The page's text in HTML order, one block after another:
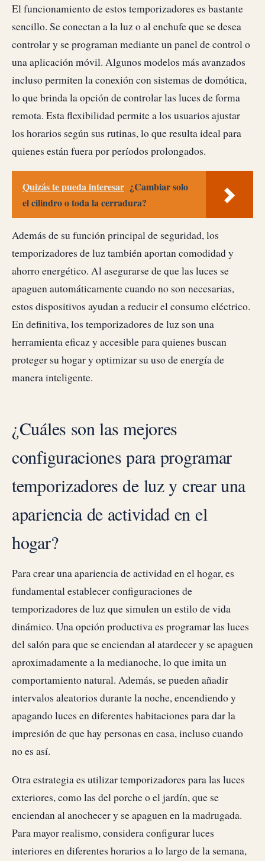
El funcionamiento de estos temporizadores es bastante
sencillo. Se conectan a la luz o al enchufe que se desea
controlar y se programan mediante un panel de control o
una aplicación móvil. Algunos modelos más avanzados
incluso permiten la conexión con sistemas de domótica,
lo que brinda la opción de controlar las luces de forma
remota. Esta flexibilidad permite a los usuarios ajustar
los horarios según sus rutinas, lo que resulta ideal para
quienes están fuera por períodos prolongados.
Quizás te pueda interesar ¿Cambiar solo
el cilindro o toda la cerradura?
Además de su función principal de seguridad, los
temporizadores de luz también aportan comodidad y
ahorro energético. Al asegurarse de que las luces se
apaguen automáticamente cuando no son necesarias,
estos dispositivos ayudan a reducir el consumo eléctrico.
En definitiva, los temporizadores de luz son una
herramienta eficaz y accesible para quienes buscan
proteger su hogar y optimizar su uso de energía de
manera inteligente.
¿Cuáles son las mejores
configuraciones para programar
temporizadores de luz y crear una
apariencia de actividad en el
hogar?
Para crear una apariencia de actividad en el hogar, es
fundamental establecer configuraciones de
temporizadores de luz que simulen un estilo de vida
dinámico. Una opción productiva es programar las luces
del salón para que se enciendan al atardecer y se apaguen
aproximadamente a la medianoche, lo que imita un
comportamiento natural. Además, se pueden añadir
intervalos aleatorios durante la noche, encendiendo y
apagando luces en diferentes habitaciones para dar la
impresión de que hay personas en casa, incluso cuando
no es así.
Otra estrategia es utilizar temporizadores para las luces
exteriores, como las del porche o el jardín, que se
enciendan al anochecer y se apaguen en la madrugada.
Para mayor realismo, considera configurar luces
interiores en diferentes horarios a lo largo de la semana,